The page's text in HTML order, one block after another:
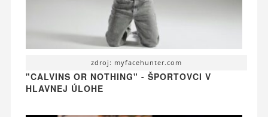
zdroj: myfacehunter.com
"CALVINS OR NOTHING" - ŠPORTOVCI V
HLAVNEJ ÚLOHE